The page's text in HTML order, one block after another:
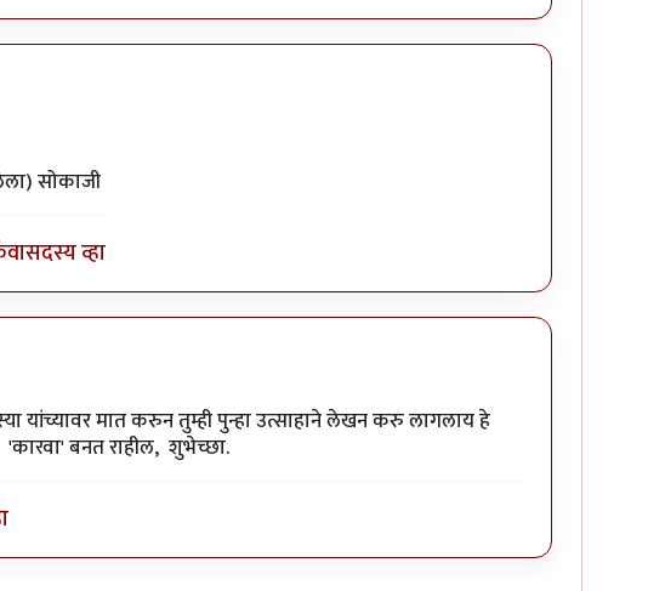
सोकाजी
सदस्य व्हा
यांच्यावर मात करुन तुम्ही पुन्हा उत्साहाने लेखन करु लागलाय हे
बनत राहील, शुभेच्छा.